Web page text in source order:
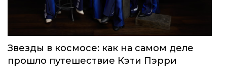
Звезды в космосе: как на самом деле
прошло путешествие Кэти Пэрри